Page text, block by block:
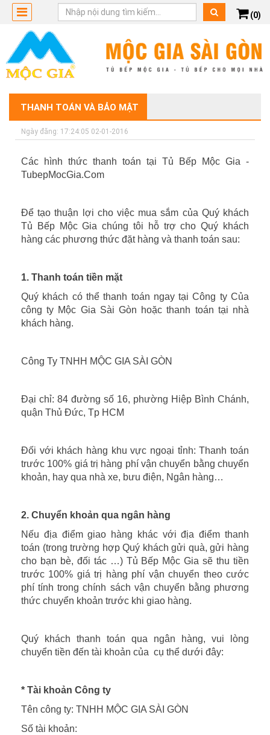
(0)
THANH TOÁN VÀ BẢO MẬT
Ngày đăng: 17:24:05 02-01-2016
Các hình thức thanh toán tại Tủ Bếp Mộc Gia -
TubepMocGia.Com
Để tạo thuận lợi cho việc mua sắm của Quý khách
Tủ Bếp Mộc Gia chúng tôi hỗ trợ cho Quý khách
hàng các phương thức đặt hàng và thanh toán sau:
1. Thanh toán tiền mặt
Quý khách có thể thanh toán ngay tại Công ty Của
công ty Mộc Gia Sài Gòn hoặc thanh toán tại nhà
khách hàng.
Công Ty TNHH MỘC GIA SÀI GÒN
Đại chỉ: 84 đường số 16, phường Hiệp Bình Chánh,
quận Thủ Đức, Tp HCM
Đối với khách hàng khu vực ngoại tỉnh: Thanh toán
trước 100% giá trị hàng phí vận chuyển bằng chuyển
khoản, hay qua nhà xe, bưu điện, Ngân hàng…
2. Chuyển khoản qua ngân hàng
Nếu địa điểm giao hàng khác với địa điểm thanh
toán (trong trường hợp Quý khách gửi quà, gửi hàng
cho bạn bè, đối tác …) Tủ Bếp Mộc Gia sẽ thu tiền
trước 100% giá trị hàng phí vận chuyển theo cước
phí tính trong chính sách vận chuyển bằng phương
thức chuyển khoản trước khi giao hàng.
Quý khách thanh toán qua ngân hàng, vui lòng
chuyển tiền đến tài khoản của cụ thể dưới đây:
* Tài khoản Công ty
Tên công ty: TNHH MỘC GIA SÀI GÒN
Số tài khoản: